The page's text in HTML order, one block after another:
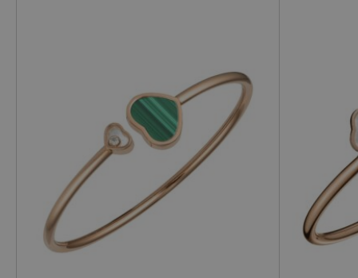
Oro giallo
Vendibile